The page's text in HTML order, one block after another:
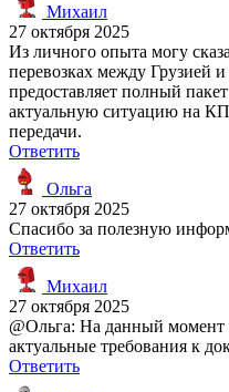
Михаил
27 октября 2025
Из личного опыта могу
перевозках между Грузией
предоставляет полный
актуальную ситуацию на
передачи.
Ответить
Ольга
27 октября 2025
Спасибо за полезную
Ответить
Михаил
27 октября 2025
@Ольга: На данный момент
актуальные требования к
Ответить